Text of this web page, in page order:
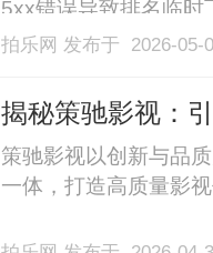
5xx错误导致排名临时
用户看到排名可能不
权重。用户反馈：搜
拍乐网 发布于 2026-
揭秘策驰影视：
策驰影视以创新与品
一体，打造高质量影